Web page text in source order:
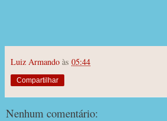
Luiz Armando às 05:44
Compartilhar
Nenhum comentário: